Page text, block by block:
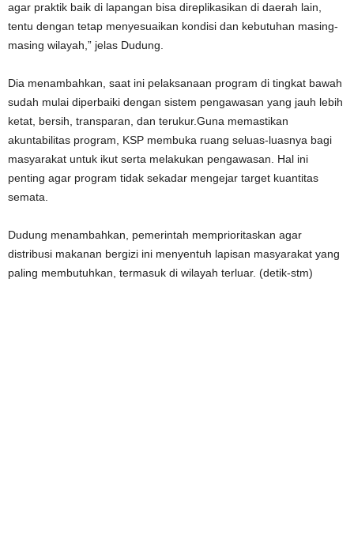
agar praktik baik di lapangan bisa direplikasikan di daerah lain,
tentu dengan tetap menyesuaikan kondisi dan kebutuhan masing-
masing wilayah,” jelas Dudung.
Dia menambahkan, saat ini pelaksanaan program di tingkat bawah
sudah mulai diperbaiki dengan sistem pengawasan yang jauh lebih
ketat, bersih, transparan, dan terukur.Guna memastikan
akuntabilitas program, KSP membuka ruang seluas-luasnya bagi
masyarakat untuk ikut serta melakukan pengawasan. Hal ini
penting agar program tidak sekadar mengejar target kuantitas
semata.
Dudung menambahkan, pemerintah memprioritaskan agar
distribusi makanan bergizi ini menyentuh lapisan masyarakat yang
paling membutuhkan, termasuk di wilayah terluar. (detik-stm)